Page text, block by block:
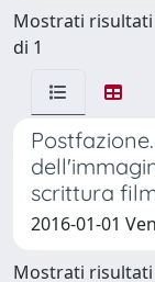
Mostrati risultati
di 1
scrittura
2016-01-01
Mostrati risultati